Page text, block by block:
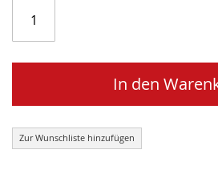
In den
Zur Wunschliste hinzufügen